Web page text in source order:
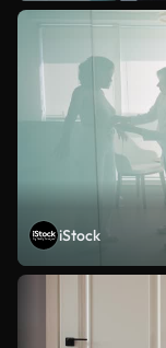
iStock